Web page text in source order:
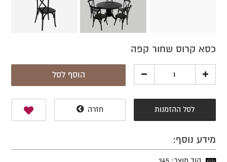
כסא קרוס שחור קפה
הוסף לסל
לסל ההזמנות חזרה
מידע נוסף: